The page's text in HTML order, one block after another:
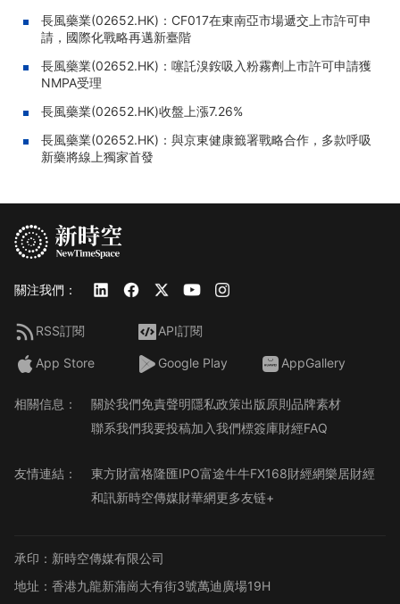
長風藥業(02652.HK)：CF017在東南亞市場遞交上市許可申
請，國際化戰略再邁新臺階
長風藥業(02652.HK)：噻託溴銨吸入粉霧劑上市許可申請獲
NMPA受理
長風藥業(02652.HK)收盤上漲7.26%
長風藥業(02652.HK)：與京東健康籤署戰略合作，多款呼吸
新藥將線上獨家首發
關注我們：
RSS訂閱 API訂閱
App Store Google Play AppGallery
相關信息： 關於我們免責聲明隱私政策出版原則品牌素材
聯系我們我要投稿加入我們標簽庫財經FAQ
友情連結： 東方財富格隆匯IPO富途牛牛FX168財經網樂居財經
和訊新時空傳媒財華網更多友链+
承印：新時空傳媒有限公司
地址：香港九龍新蒲崗大有街3號萬迪廣場19H